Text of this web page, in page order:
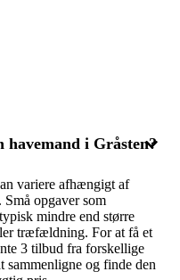
i Gråsten?
variere afhængigt af
Små opgaver som
mindre end større
træfældning. For at få et
3 tilbud fra forskellige
sammenligne og finde den